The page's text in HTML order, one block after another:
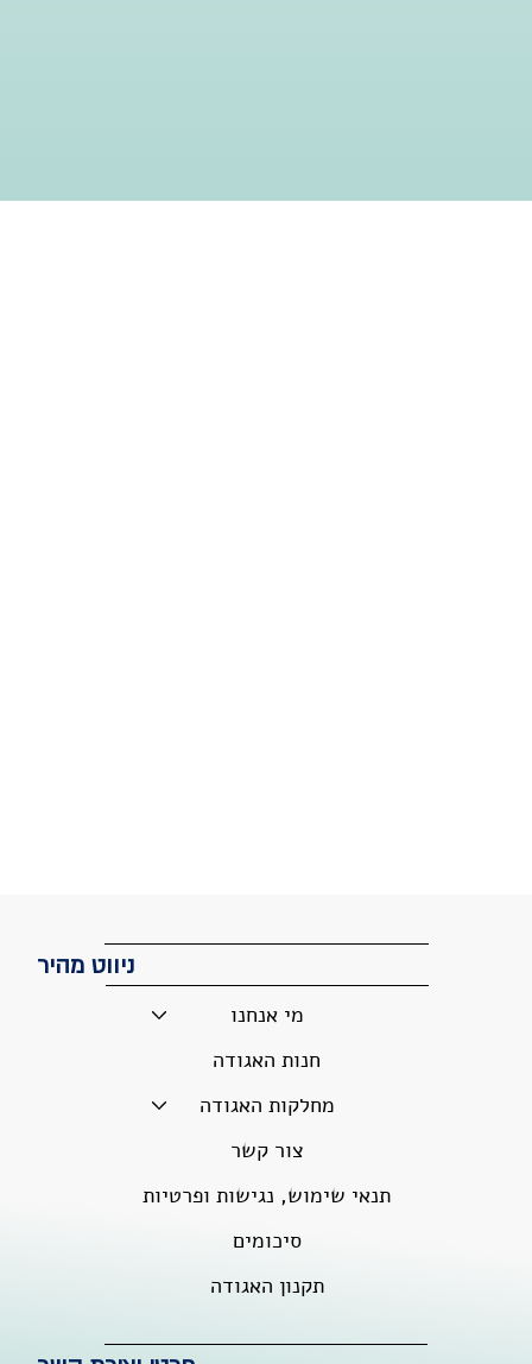
ניווט מהיר
מי אנחנו
חנות האגודה
מחלקות האגודה
צור קשר
תנאי שימוש, נגישות ופרטיות
סיכומים
תקנון האגודה